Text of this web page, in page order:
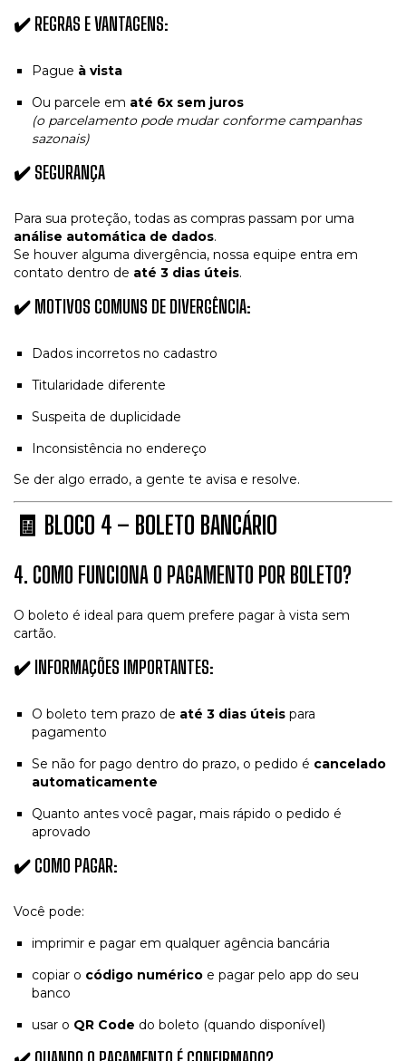
✔️ REGRAS E VANTAGENS:
Pague à vista
Ou parcele em até 6x sem juros
(o parcelamento pode mudar conforme campanhas
sazonais)
✔️ SEGURANÇA
Para sua proteção, todas as compras passam por uma
análise automática de dados.
Se houver alguma divergência, nossa equipe entra em
contato dentro de até 3 dias úteis.
✔️ MOTIVOS COMUNS DE DIVERGÊNCIA:
Dados incorretos no cadastro
Titularidade diferente
Suspeita de duplicidade
Inconsistência no endereço
Se der algo errado, a gente te avisa e resolve.
🧾 BLOCO 4 – BOLETO BANCÁRIO
4. COMO FUNCIONA O PAGAMENTO POR BOLETO?
O boleto é ideal para quem prefere pagar à vista sem
cartão.
✔️ INFORMAÇÕES IMPORTANTES:
O boleto tem prazo de até 3 dias úteis para
pagamento
Se não for pago dentro do prazo, o pedido é cancelado
automaticamente
Quanto antes você pagar, mais rápido o pedido é
aprovado
✔️ COMO PAGAR:
Você pode:
imprimir e pagar em qualquer agência bancária
copiar o código numérico e pagar pelo app do seu
banco
usar o QR Code do boleto (quando disponível)